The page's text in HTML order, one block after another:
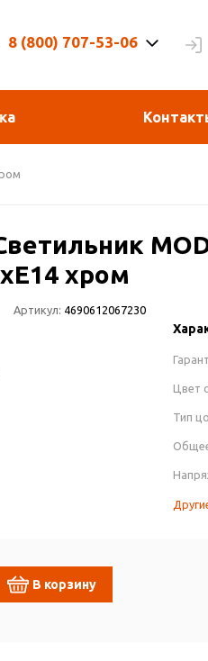
8 (800) 707-53-06
хром
Артикул: 4690612067230
Цвет
Тип
В корзину